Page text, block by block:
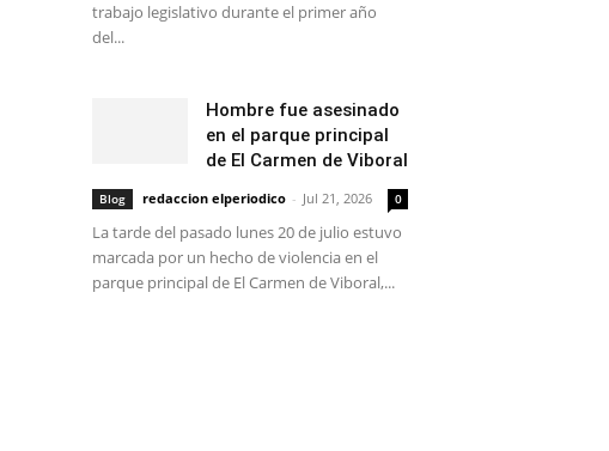
trabajo legislativo durante el primer año
del...
Hombre fue asesinado
en el parque principal
de El Carmen de Viboral
Blog redaccion elperiodico - Jul 21, 2026 0
La tarde del pasado lunes 20 de julio estuvo
marcada por un hecho de violencia en el
parque principal de El Carmen de Viboral,...